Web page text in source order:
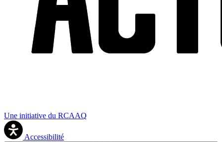
Une initiative du RCAAQ
Accessibilité